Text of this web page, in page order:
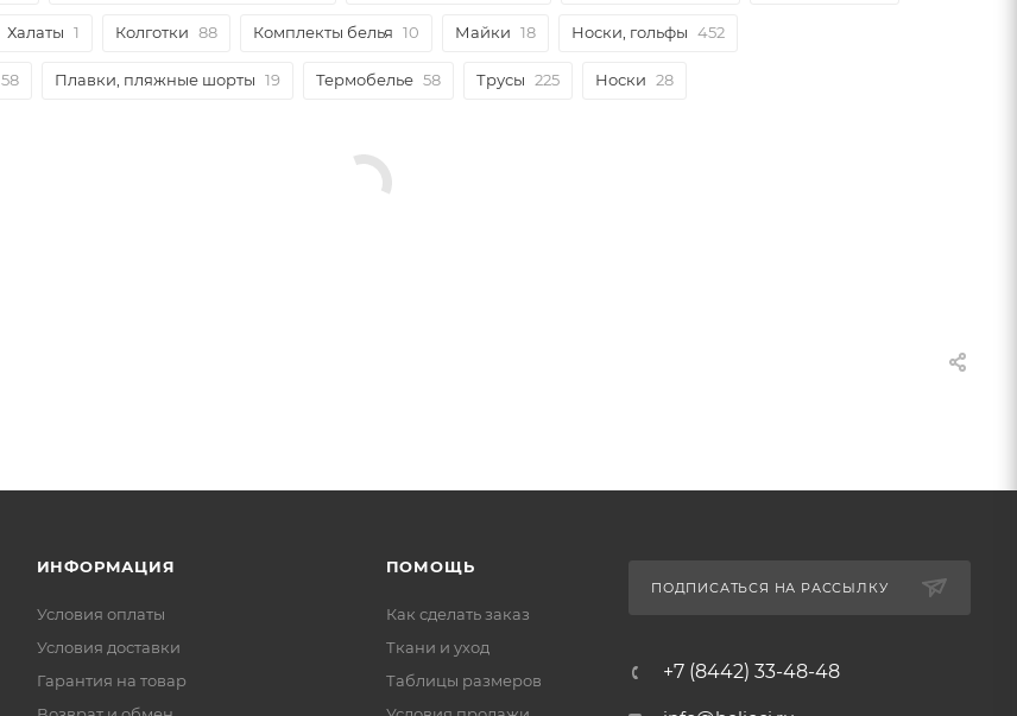
Халаты 1 Колготки 88 Комплекты белья 10 Майки 18 Носки, гольфы 452
58 Плавки, пляжные шорты 19 Термобелье 58 Трусы 225 Носки 28
ИНФОРМАЦИЯ
Условия оплаты
Условия доставки
Гарантия на товар
ПОМОЩЬ
Как сделать заказ
Ткани и уход
Таблицы размеров
ПОДПИСАТЬСЯ НА РАССЫЛКУ
+7 (8442) 33-48-48